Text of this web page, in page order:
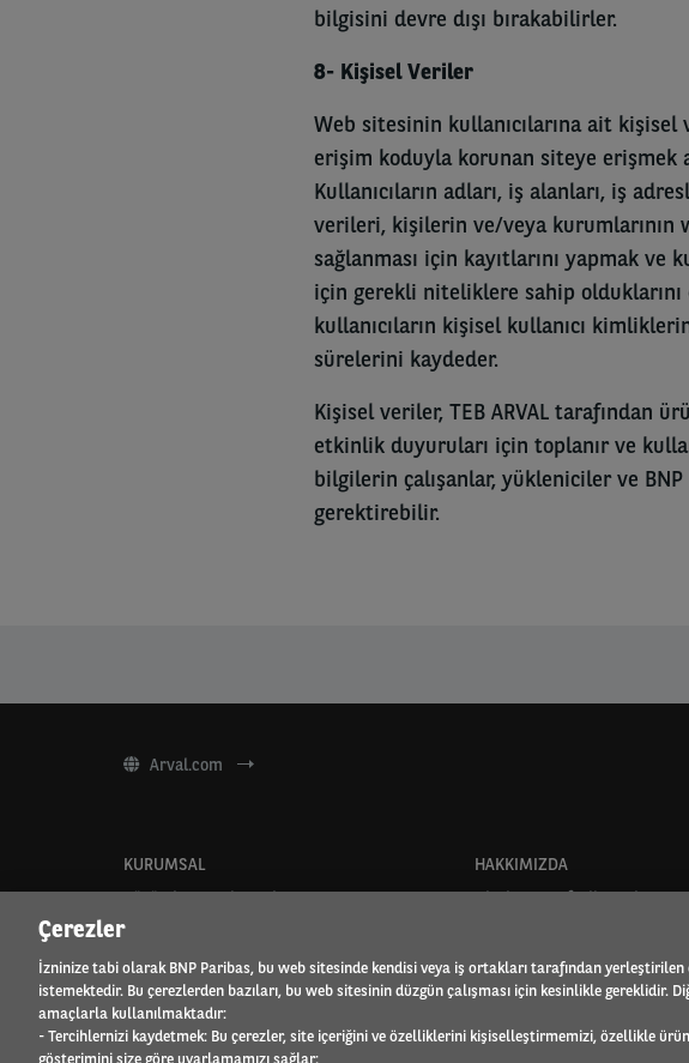
bilgisini devre dışı bırakabilirler.
8- Kişisel Veriler
Web sitesinin kullanıcılarına ait
erişim koduyla korunan siteye erişmek
Kullanıcıların adları, iş alanları, iş
verileri, kişilerin ve/veya kurumlarının
sağlanması için kayıtlarını yapmak ve
için gerekli niteliklere sahip olduklarını
kullanıcıların kişisel kullanıcı
sürelerini kaydeder.
Kişisel veriler, TEB ARVAL tarafından
etkinlik duyuruları için toplanır ve
bilgilerin çalışanlar, yükleniciler ve
gerektirebilir.
Arval.com
KURUMSAL
Çözümler ve Hizmetler
Uzun dönem kiralama
Müşteri masası
Elektrikli Araçlar
Büyük Filolar için çözümler
HAKKIMIZDA
Uluslararası faaliyet alanı
İnsan Kaynakları
Basın odası
Çerezler
İzninize tabi olarak BNP Paribas, bu web sitesinde kendisi veya iş ortakları tarafından
istemektedir. Bu çerezlerden bazıları, bu web sitesinin düzgün çalışması için kesinlikle gereklidir.
amaçlarla kullanılmaktadır:
- Tercihlernizi kaydetmek: Bu çerezler, site içeriğini ve özelliklerini kişiselleştirmemizi, özellikle
gösterimini size göre uyarlamamızı sağlar;